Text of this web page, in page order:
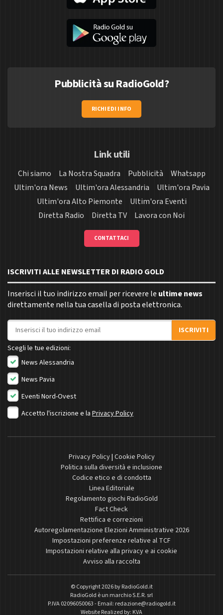
Pubblicità su RadioGold?
RICHIEDI INFO
Link utili
Chi siamo La Nostra Squadra Pubblicità
Whatsapp
Ultim'ora News
Ultim'ora Alessandria
Ultim'ora Pavia
Ultim'ora Alto Piemonte
Ultim'ora Eventi
Diretta Radio
Diretta TV Lavora con Noi
CONTATTACI
ISCRIVITI ALLE NEWSLETTER DI RADIO GOLD
Inserisci il tuo indirizzo email per ricevere le ultime news
direttamente nella tua casella di posta elettronica.
Indirizzo email
ISCRIVITI
Scegli le tue edizioni:
News Alessandria
News Pavia
Eventi Nord-Ovest
Accetto l'iscrizione e la Privacy Policy
Privacy Policy| Cookie Policy
Politica sulla diversità e inclusione
Codice etico e di condotta
Linea Editoriale
Regolamento giochi RadioGold
Fact Check
Rettifica e correzioni
Autoregolamentazione Elezioni Amministrative 2026
Impostazioni preferenze relative al TCF
Impostazioni relative alla privacy e ai cookie
Avviso alla raccolta
© Copyright 2026 byRadioGold.it
RadioGold è un marchio S.E.R. srl
P.IVA 02096050063 - Email: redazione@radiogold.it
Website Realized by: KVA